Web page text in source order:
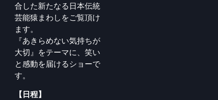
合した新たなる日本伝統
芸能猿まわしをご覧頂け
ます。
『あきらめない気持ちが
大切』をテーマに、笑い
と感動を届けるショーで
す。
【日程】